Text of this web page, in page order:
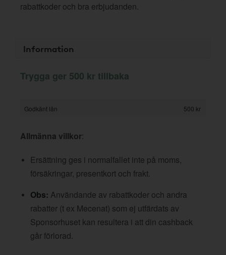
rabattkoder och bra erbjudanden.
Information
Trygga ger 500 kr tillbaka
Godkänt lån 500 kr
Allmänna villkor:
Ersättning ges i normalfallet inte på moms,
försäkringar, presentkort och frakt.
Obs: Användande av rabattkoder och andra
rabatter (t ex Mecenat) som ej utfärdats av
Sponsorhuset kan resultera i att din cashback
går förlorad.